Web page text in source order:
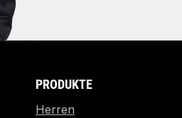
PRODUKTE
Herren